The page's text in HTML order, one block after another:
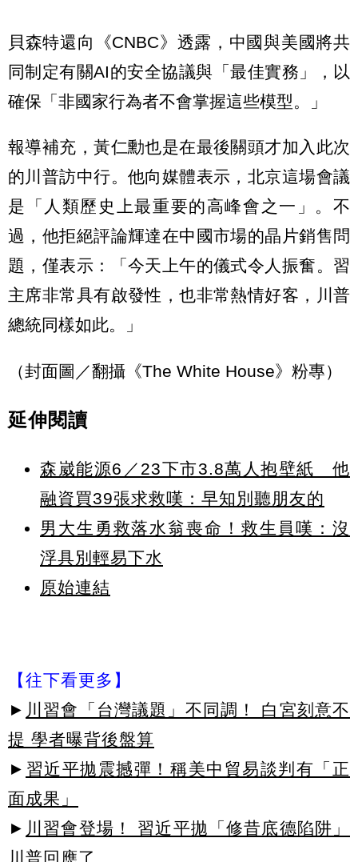
貝森特還向《CNBC》透露，中國與美國將共
同制定有關AI的安全協議與「最佳實務」，以
確保「非國家行為者不會掌握這些模型。」
報導補充，黃仁勳也是在最後關頭才加入此次
的川普訪中行。他向媒體表示，北京這場會議
是「人類歷史上最重要的高峰會之一」。不
過，他拒絕評論輝達在中國市場的晶片銷售問
題，僅表示：「今天上午的儀式令人振奮。習
主席非常具有啟發性，也非常熱情好客，川普
總統同樣如此。」
（封面圖／翻攝《The White House》粉專）
延伸閱讀
森崴能源6／23下市3.8萬人抱壁紙 他
融資買39張求救嘆：早知別聽朋友的
男大生勇救落水翁喪命！救生員嘆：沒
浮具別輕易下水
原始連結
【往下看更多】
► 川習會「台灣議題」不同調！ 白宮刻意不
提 學者曝背後盤算
► 習近平拋震撼彈！稱美中貿易談判有「正
面成果」
► 川習會登場！ 習近平拋「修昔底德陷阱」
川普回應了